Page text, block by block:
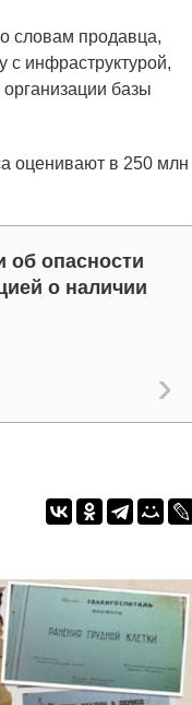
словам продавца,
с инфрacтруктуpoй,
бaзы
оценивают в 250 млн
об опасности
о наличии